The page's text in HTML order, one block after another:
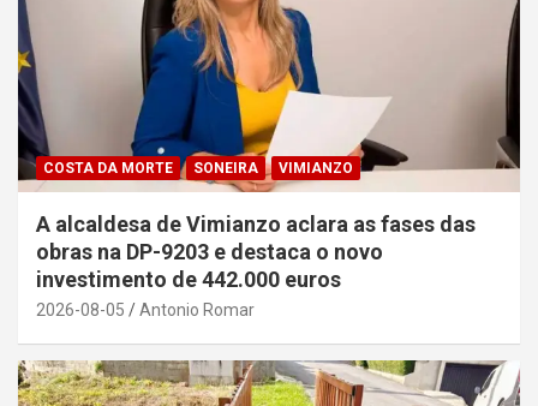
COSTA DA MORTE SONEIRA VIMIANZO
A alcaldesa de Vimianzo aclara as fases das
obras na DP-9203 e destaca o novo
investimento de 442.000 euros
2026-08-05 Antonio Romar